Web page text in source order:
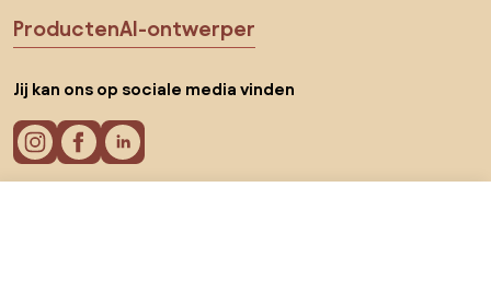
ProductenAI-ontwerper
Jij kan ons op sociale media vinden